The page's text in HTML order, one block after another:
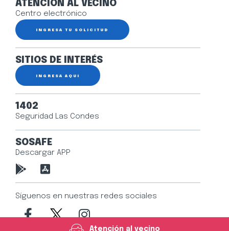
Atención al vecino
ATENCIÓN AL VECINO
Centro electrónico
INGRESA TU SOLICITUD
SITIOS DE INTERÉS
INGRESA AQUÍ
1402
Seguridad Las Condes
SOSAFE
Descargar APP
Síguenos en nuestras redes sociales